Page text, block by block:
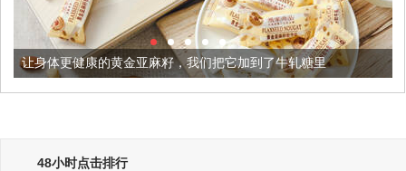
让身体更健康的黄金亚麻籽，我们把它加到了牛轧糖里
48小时点击排行